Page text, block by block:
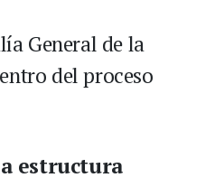
General de la
del proceso
estructura